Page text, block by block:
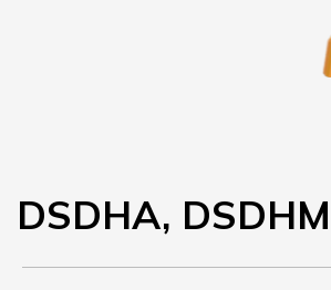
DSDHA, DSDHM